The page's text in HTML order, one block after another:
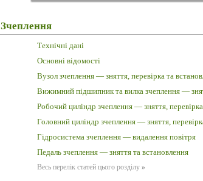
Зчеплення
Технічні дані
Основні відомості
Вузол зчеплення — зняття, перевірка та
Вижимний підшипник та вилка зчеплення —
Робочий циліндр зчеплення — зняття,
Головний циліндр зчеплення — зняття,
Гідросистема зчеплення — видалення повітря
Педаль зчеплення — зняття та встановлення
Весь перелік статей цього розділу »